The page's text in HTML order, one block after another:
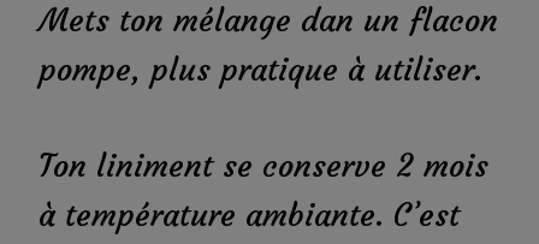
Mets ton mélange dan un flacon
pompe, plus pratique à utiliser.
Ton liniment se conserve 2 mois
à température ambiante. C’est